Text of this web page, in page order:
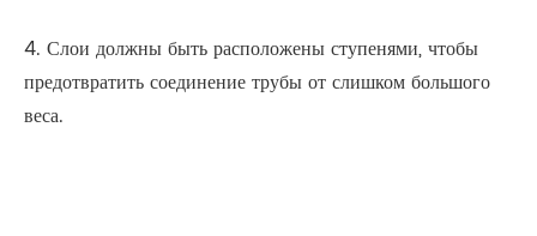
4. Слои должны быть расположены ступенями, чтобы
предотвратить соединение трубы от слишком большого
веса.